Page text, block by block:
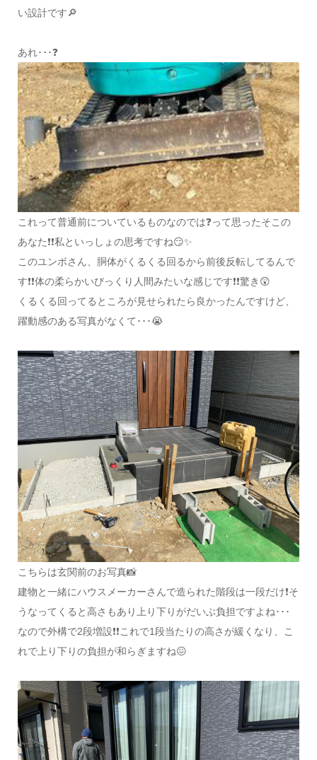
い設計です🔎
あれ･･･❓
これって普通前についているものなのでは❓って思ったそこの
あなた❗❗私といっしょの思考ですね😏✨
このユンボさん、胴体がくるくる回るから前後反転してるんで
す❗❗体の柔らかいびっくり人間みたいな感じです❗❗驚き😲
くるくる回ってるところが見せられたら良かったんですけど、
躍動感のある写真がなくて･･･😭
こちらは玄関前のお写真📸
建物と一緒にハウスメーカーさんで造られた階段は一段だけ❗そ
うなってくると高さもあり上り下りがだいぶ負担ですよね･･･
なので外構で2段増設❗❗これで1段当たりの高さが緩くなり、こ
れで上り下りの負担が和らぎますね😖